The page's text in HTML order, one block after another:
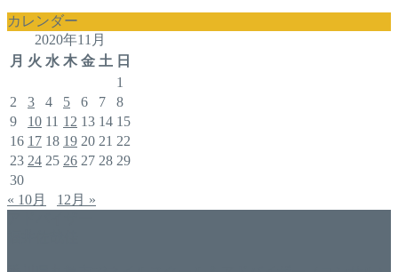
カレンダー
2020年11月
月 火 水 木 金 土 日
1
2
3 4 5 6 7
8
9
10 11 12 13 14 15
16 17 18 19 20 21 22
23 24 25 26 27 28 29
30
« 10月
12月 »